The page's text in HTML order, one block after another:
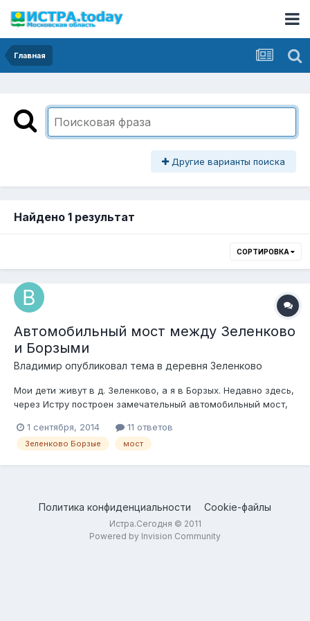
Главная
Другие варианты поиска
Найдено 1 результат
СОРТИРОВКА
Автомобильный мост между Зеленково
и Борзыми
Владимир опубликовал тема в деревня Зеленково
Мои дети живут в д. Зеленково, а я в Борзых. Недавно здесь,
через Истру построен замечательный автомобильный мост,
пойме. Было бы очень удобно им пользоваться, но
пользование мостом ограничено. Охранники, шлагбаумы и
1 сентября, 2014 11 ответов
Зеленково Борзые мост
Политика конфиденциальности Cookie-файлы
Истра.Сегодня © 2011
Powered by Invision Community